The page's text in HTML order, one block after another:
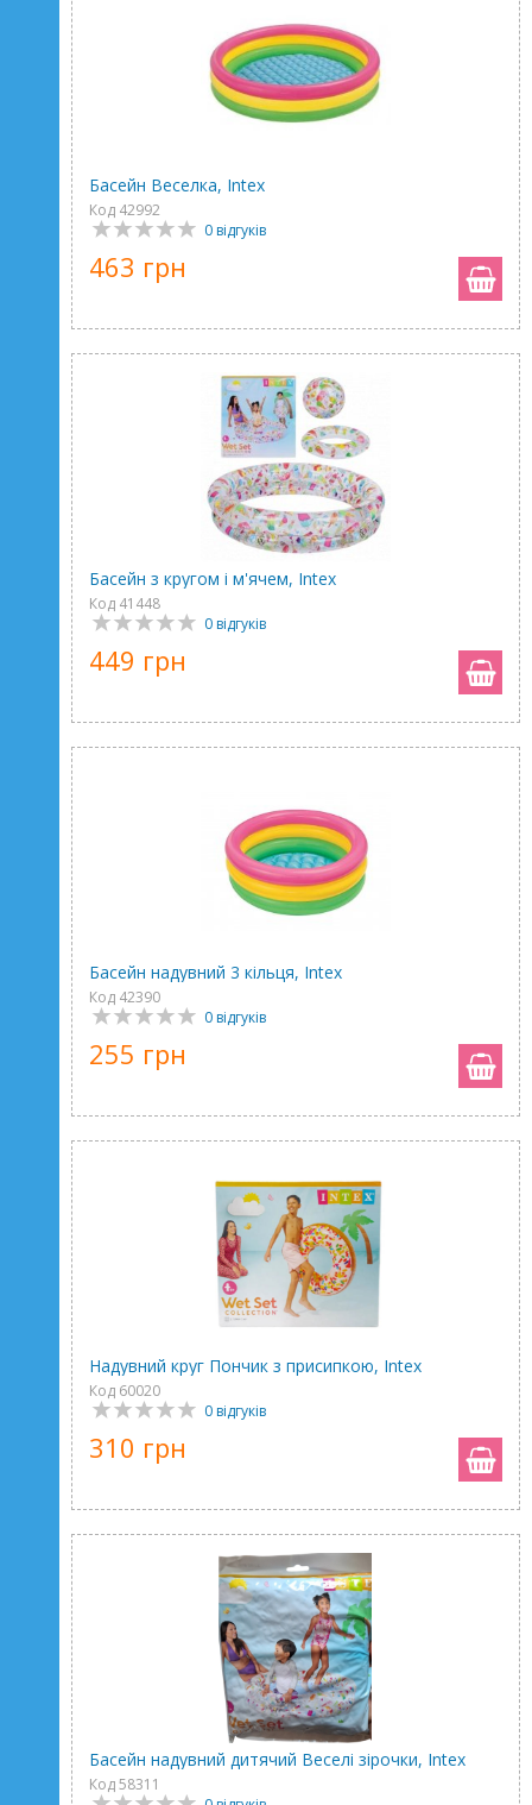
Басейн Веселка, Intex
Код 42992
0 відгуків
463 грн
Басейн з кругом і м'ячем, Intex
Код 41448
0 відгуків
449 грн
Басейн надувний 3 кільця, Intex
Код 42390
0 відгуків
255 грн
Надувний круг Пончик з присипкою, Intex
Код 60020
0 відгуків
310 грн
Басейн надувний дитячий Веселі зірочки, Intex
Код 58311